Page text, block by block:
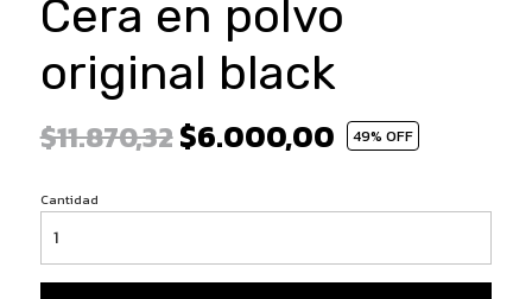
Cera en polvo
original black
$11.870,32$6.000,00 49% OFF
Cantidad